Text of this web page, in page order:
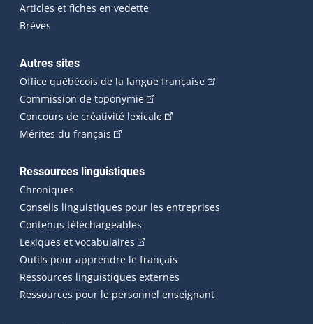
Articles et fiches en vedette
Brèves
Autres sites
Office québécois de la langue française(Cet hyperlien
Commission de toponymie(Cet hyperlien externe s'ouvrira
Concours de créativité lexicale(Cet hyperlien externe
Mérites du français (Cet hyperlien externe s'ouvrira dans une
Ressources linguistiques
Chroniques
Conseils linguistiques pour les entreprises
Contenus téléchargeables
Lexiques et vocabulaires (Cet hyperlien externe s'ouvrira
Outils pour apprendre le français
Ressources linguistiques externes
Ressources pour le personnel enseignant